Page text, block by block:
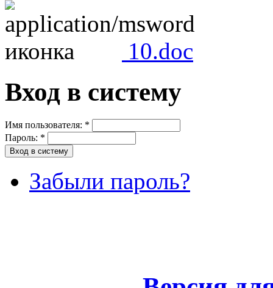
10.doc
Вход в систему
Имя пользователя: *
Пароль: *
Забыли пароль?